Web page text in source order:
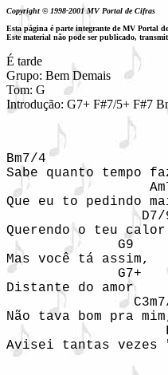
Copyright © 1998-2001 MV Portal de Cifras
Esta página é parte integrante de MV Portal
Este material não pode ser publicado,
É tarde
Grupo: Bem Demais
Tom: G
Introdução: G7+ F#7/5+ F#7
Bm7/4
Sabe quanto tempo
Que eu to pedindo
D7/
Querendo o teu calor
              G9
Mas você tá assim,
              G7+
Distante do amor
Não tava bom pra
Avisei tantas